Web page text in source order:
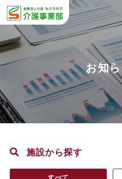
お知
施設から探す
すべて